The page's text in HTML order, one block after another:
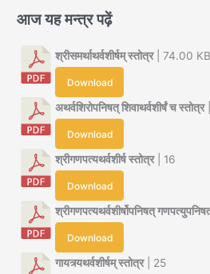
आज यह मन्त्र पढ़ें
श्रीसमर्थाथर्वशीर्षम् स्तोत्र| 74.00 KB
Download
अथर्वशिरोपनिषत् शिवाथर्वशीर्षं च स्तोत्र|
Download
श्रीगणपत्यथर्वशीर्ष स्तोत्र| 16
Download
श्रीगणपत्यथर्वशीर्षोपनिषत्
Download
गायत्र्यथर्वशीर्षम् स्तोत्र| 25